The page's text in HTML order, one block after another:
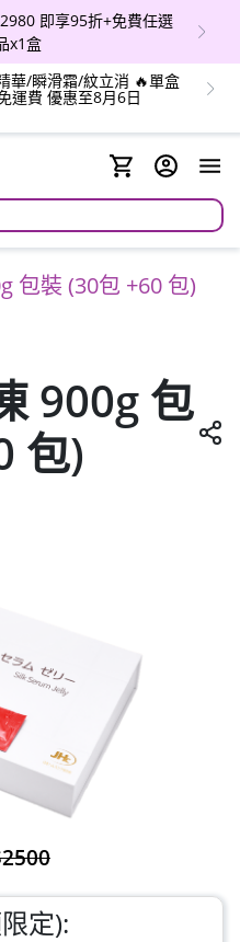
即享95折+免費任選
x1盒
華/瞬滑霜/紋立消 🔥單盒
運費 優惠至8月6日
包裝 (30包 +60 包)
900g 包
包)
定):